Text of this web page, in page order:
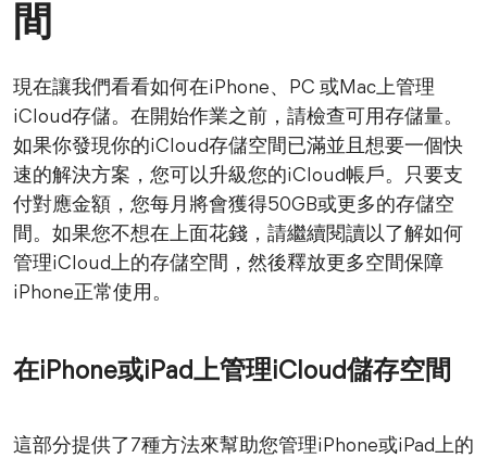
間
現在讓我們看看如何在iPhone、PC 或Mac上管理
iCloud存儲。在開始作業之前，請檢查可用存儲量。
如果你發現你的iCloud存儲空間已滿並且想要一個快
速的解決方案，您可以升級您的iCloud帳戶。只要支
付對應金額，您每月將會獲得50GB或更多的存儲空
間。如果您不想在上面花錢，請繼續閱讀以了解如何
管理iCloud上的存儲空間，然後釋放更多空間保障
iPhone正常使用。
在iPhone或iPad上管理iCloud儲存空間
這部分提供了7種方法來幫助您管理iPhone或iPad上的